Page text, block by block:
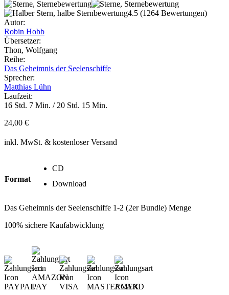
4.5 (1264 Bewertungen)
Autor:
Robin Hobb
Übersetzer:
Thon, Wolfgang
Reihe:
Das Geheimnis der Seelenschiffe
Sprecher:
Matthias Lühn
Laufzeit:
16 Std. 7 Min. / 20 Std. 15 Min.
24,00 €
inkl. MwSt. & kostenloser Versand
Format
CD
Download
Das Geheimnis der Seelenschiffe 1-2 (2er Bundle) Menge
100% sichere Kaufabwicklung